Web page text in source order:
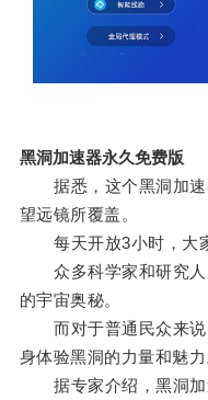
黑洞加速器永久免费版
据悉，这个黑洞加速
望远镜所覆盖。
每天开放3小时，大家
众多科学家和研究人
的宇宙奥秘。
而对于普通民众来说
身体验黑洞的力量和魅力
据专家介绍，黑洞加